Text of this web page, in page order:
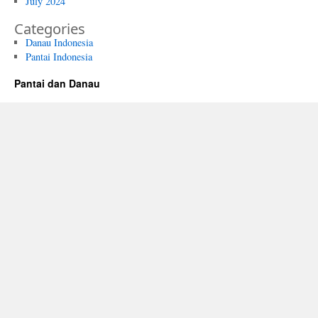
Categories
Danau Indonesia
Pantai Indonesia
Pantai dan Danau